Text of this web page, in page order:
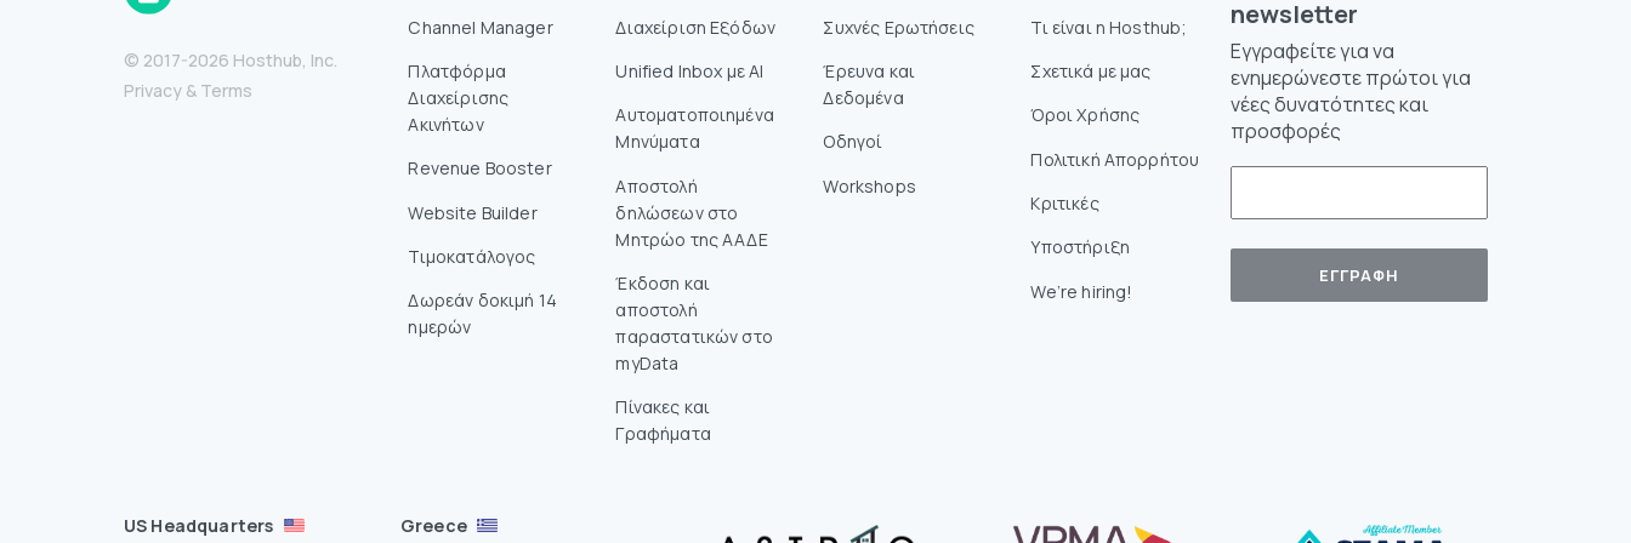
© 2017-2026 Hosthub, Inc.
Privacy & Terms
Channel Manager
Πλατφόρμα
Διαχείρισης
Ακινήτων
Revenue Booster
Website Builder
Τιμοκατάλογος
Δωρεάν δοκιμή 14
ημερών
Διαχείριση Εξόδων
Unified Inbox με AI
Αυτοματοποιημένα
Μηνύματα
Aποστολή
δηλώσεων στο
Mητρώο της ΑΑΔΕ
Έκδοση και
αποστολή
παραστατικών στο
myData
Πίνακες και
Γραφήματα
Συχνές Ερωτήσεις
Έρευνα και
Δεδομένα
Οδηγοί
Workshops
Τι είναι η Hosthub;
Σχετικά με μας
Όροι Χρήσης
Πολιτική Απορρήτου
Κριτικές
Υποστήριξη
We’re hiring!
newsletter
Εγγραφείτε για να
ενημερώνεστε πρώτοι για
νέες δυνατότητες και
προσφορές
US Headquarters Greece